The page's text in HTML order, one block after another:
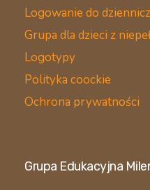
Logowanie do
Grupa dla dzieci z
Logotypy
Polityka coockie
Ochrona prywatności
Grupa Edukacyjna